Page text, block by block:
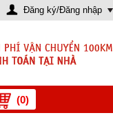
Đăng ký/Đăng nhập
(0)